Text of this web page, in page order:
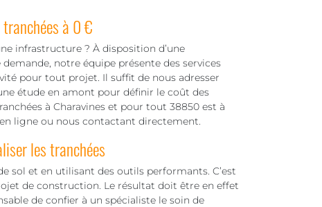
à 0 €
infrastructure ? À disposition d’une
notre équipe présente des services
pour tout projet. Il suffit de nous adresser
étude en amont pour définir le coût des
à Charavines et pour tout 38850 est à
ligne ou nous contactant directement.
les tranchées
sol et en utilisant des outils performants. C’est
de construction. Le résultat doit être en effet
de confier à un spécialiste le soin de